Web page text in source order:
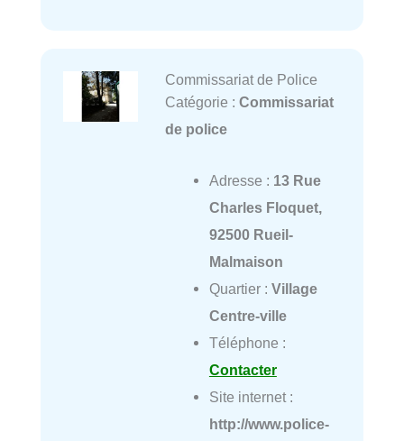
Commissariat de Police
Catégorie : Commissariat
de police
Adresse : 13 Rue
Charles Floquet,
92500 Rueil-
Malmaison
Quartier : Village
Centre-ville
Téléphone :
Contacter
Site internet :
http://www.police-